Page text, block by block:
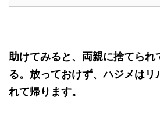
助けてみると、両親に捨てられ
る。放っておけず、ハジメは
れて帰ります。